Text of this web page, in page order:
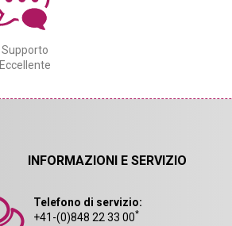
Supporto
Eccellente
INFORMAZIONI E SERVIZIO
Telefono di servizio:
+41-(0)848 22 33 00*